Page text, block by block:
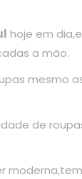
hoje em
a mão.
mesmo
de